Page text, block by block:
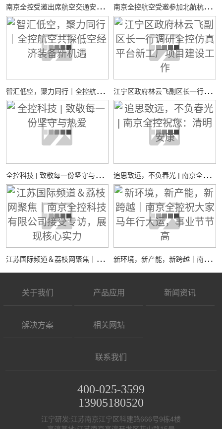
南
京全控受邀出席航空交通安全与适航技术研讨会 南
京全控航空受邀参加北航杭州国际校园“中西日”活动，共探校企合作与智能装备创新发展
智
汇低空，聚力同行｜全控航空共探低空经济装备新机遇 江
宁区政府林云飞副区长一行调研全控仿真平台新工厂项目建设工作
全
控科技 | 致敬每一份坚守与热爱 追
思致远，不负春光 | 南京全控祝您：清明安康
江
苏国际频道＆荔枝网聚焦｜南京全控科技有限公司接受专访，展现核心实力 新
环境，新产能，新跨越｜南京全控祝大家马年行大运，事业节节高
关于我们 产品应用 新闻资讯
解决方案 相关网站
联系我们
400-025-3599
13905180520
江宁研发:江苏南京江宁区科建路666号9栋4楼